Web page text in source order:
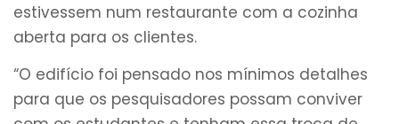
estivessem num restaurante com a cozinha
aberta para os clientes.
“O edifício foi pensado nos mínimos detalhes
para que os pesquisadores possam conviver